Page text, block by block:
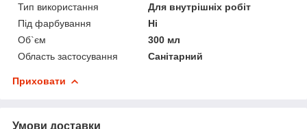
Тип використання
Для внутрішніх робіт
Під фарбування
Ні
Об`єм
300 мл
Область застосування
Санітарний
Приховати
Умови доставки